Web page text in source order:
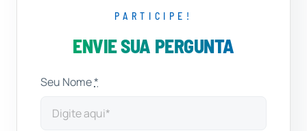
PARTICIPE!
ENVIE SUA PERGUNTA
Seu Nome*